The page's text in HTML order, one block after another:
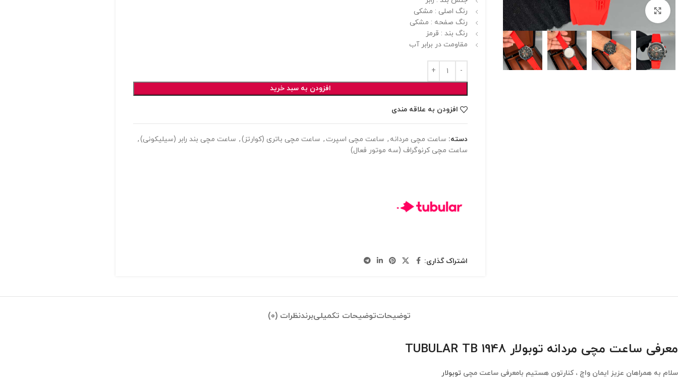
برای بزرگنمایی کلیک کنید
رنگ اصلی : مشکی
رنگ صفحه : مشکی
رنگ بند : قرمز
مقاومت در برابر آب
افزودن به سبد خرید
افزودن به علاقه مندی
دسته: ساعت مچی مردانه , ساعت مچی اسپرت , ساعت مچی باتری (کوارتز), ساعت مچی بند رابر (سیلیکونی),
ساعت مچی کرنوگراف (سه موتور فعال)
اشتراک گذاری:
توضیحاتتوضیحات تکمیلیبرندنظرات (0)
معرفی ساعت مچی مردانه توبولار TUBULAR TB 1948
سلام به همراهان عزیز ایمان واچ ، کنارتون هستیم بامعرفی ساعت مچی توبولار